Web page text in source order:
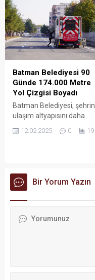
belirtildi.
Batman Belediyesi 90
Günde 174.000 Metre
Yol Çizgisi Boyadı
Batman Belediyesi, şehrin
ulaşım altyapısını daha
amacıyla başlattığı yol
12.02.2025 0 19
Bir Yorum Yazın